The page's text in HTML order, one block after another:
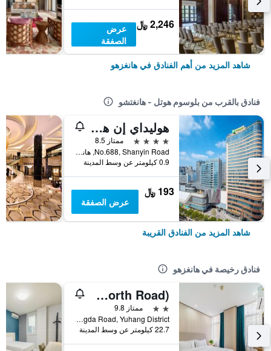
2,246 ﷼
عرض
الصفقة
شاهد المزيد من أهم الفنادق في هانغزهو
فنادق بالقرب من بلوسوم هوتل - هانغتشو
هوليداي إن هانغتشو شياوشان باي آيتش جي
4 نجوم
ممتاز 8.5
No.688, Shanyin Road, هانغزهو, الصين
0.9 كيلومتر عن وسط المدينة
193 ﷼
عرض الصفقة
شاهد المزيد من الفنادق القريبة
فنادق رخيصة في هانغزهو
Hangzhou Mingshang Collection Hotel (Linping Donghu North Road)
2 نجمتين
ممتاز 9.8
No.3 Hongda Road, Yuhang District, هانغزهو, الصين
22.7 كيلومتر عن وسط المدينة